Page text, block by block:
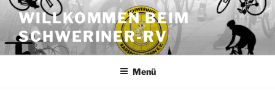
Zum
Inhalt
springen
WILLKOMMEN BEIM
SCHWERINER-RV
Menü